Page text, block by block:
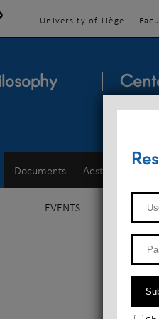
University of Liège
Documents Aesthetics
EVENTS